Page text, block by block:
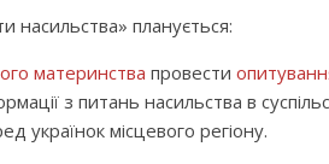
насильства» планується:
материнства провести
з питань насильства в
українок місцевого регіону.